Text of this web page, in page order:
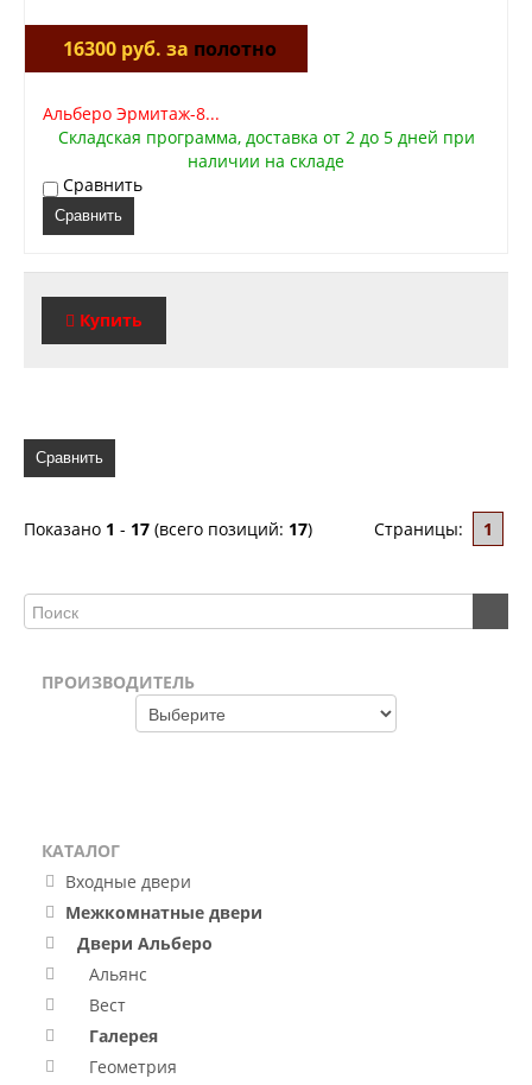
16300 руб. за полотно
Альберо Эрмитаж-8...
Складская программа, доставка от 2 до 5 дней при
наличии на складе
Сравнить
Сравнить
Купить
Сравнить
Страницы: 1
Показано 1 - 17 (всего позиций: 17)
ПРОИЗВОДИТЕЛЬ
КАТАЛОГ
Входные двери
Межкомнатные двери
Двери Альберо
Альянс
Вест
Галерея
Геометрия